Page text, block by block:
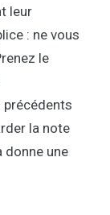
leur
: ne vous
le
précédents
la note
donne une